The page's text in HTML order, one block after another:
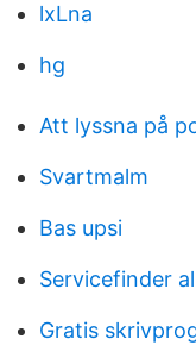
lxLna
hg
Att lyssna på
Svartmalm
Bas upsi
Servicefinder
Gratis